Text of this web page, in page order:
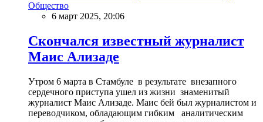
Общество
6 март 2025, 20:06
Скончался известный журналист
Маис Ализаде
Утром 6 марта в Стамбуле в результате внезапного
сердечного приступа ушел из жизни знаменитый
журналист Маис Ализаде. Маис бей был журналистом и
переводчиком, обладающим гибким аналитическим